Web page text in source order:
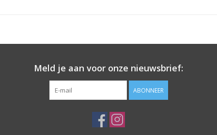
Meld je aan voor onze nieuwsbrief:
ABONNEER